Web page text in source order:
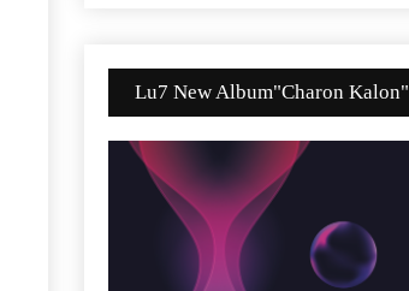
Lu7 New Album"Charon Kalon"